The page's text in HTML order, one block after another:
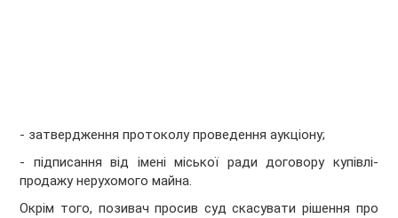
- затвердження протоколу проведення аукціону;
- підписання від імені міської ради договору купівлі-
продажу нерухомого майна.
Окрім того, позивач просив суд скасувати рішення про